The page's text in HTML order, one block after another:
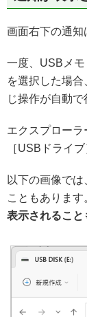
画面右下の通知
一度、USBメ
を選択した場
じ操作が自動で
エクスプロー
［USBドライ
以下の画像で
こともあります
表示されること